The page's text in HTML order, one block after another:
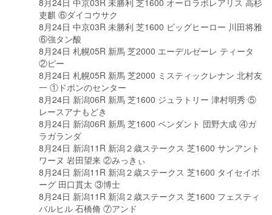
8月24日 中京03R 未勝利 芝1600 オーロラボレアリス 高杉
吏麒 ⑥ダイコウサク
8月24日 中京03R 未勝利 芝1600 ビッグヒーロー 川田将雅
⑥強タン酸
8月24日 札幌05R 新馬 芝2000 エーデルゼーレ ティータ
②ピー
8月24日 札幌05R 新馬 芝2000 ミスティックレナン 北村友
一 ①ドボンのセンター
8月24日 新潟06R 新馬 芝1600 ジュラトリー 津村明秀 ⑤
レースアナもどき
8月24日 新潟06R 新馬 芝1600 ペンダント 団野大成 ④ガ
ラガランダ
8月24日 新潟11R 新潟２歳ステークス 芝1600 サンアント
ワーヌ 岩田望来 ②みっきぃ
8月24日 新潟11R 新潟２歳ステークス 芝1600 タイセイボ
ーグ 田口貫太 ③博士
8月24日 新潟11R 新潟２歳ステークス 芝1600 フェスティ
バルヒル 石橋脩 ⑦アンド